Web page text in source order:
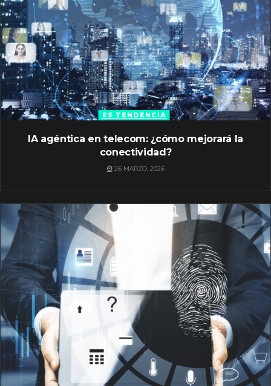
ES TENDENCIA
IA agéntica en telecom: ¿cómo mejorará la
conectividad?
26 MARZO, 2026